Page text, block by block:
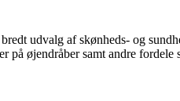
udvalg af skønheds- og
på øjendråber samt andre